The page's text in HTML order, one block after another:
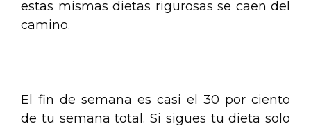
estas mismas dietas rigurosas se caen del
camino.
El fin de semana es casi el 30 por ciento
de tu semana total. Si sigues tu dieta solo